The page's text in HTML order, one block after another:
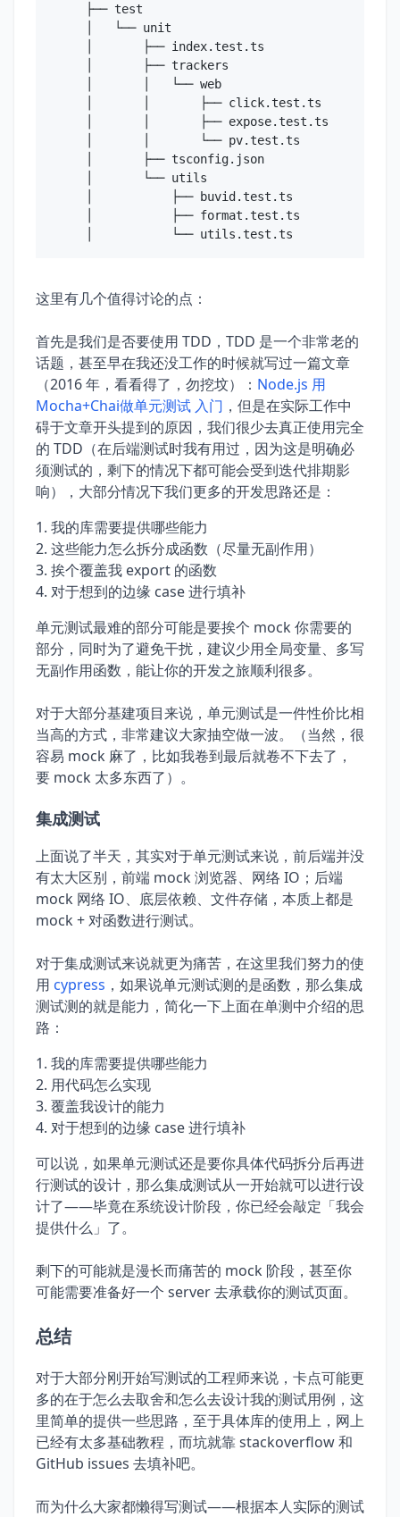
├── test
│   └── unit
│       ├── index.test.ts
│       ├── trackers
│       │   └── web
│       │       ├── click.test.ts
│       │       ├── expose.test.ts
│       │       └── pv.test.ts
│       ├── tsconfig.json
│       └── utils
│           ├── buvid.test.ts
│           ├── format.test.ts
这里有几个值得讨论的点：
首先是我们是否要使用 TDD，TDD 是一个非常老的
话题，甚至早在我还没工作的时候就写过一篇文章
（2016 年，看看得了，勿挖坟）： Node.js 用
Mocha+Chai做单元测试 入门 ，但是在实际工作中
碍于文章开头提到的原因，我们很少去真正使用完全
的 TDD（在后端测试时我有用过，因为这是明确必
须测试的，剩下的情况下都可能会受到迭代排期影
响），大部分情况下我们更多的开发思路还是：
我的库需要提供哪些能力
这些能力怎么拆分成函数（尽量无副作用）
挨个覆盖我 export 的函数
对于想到的边缘 case 进行填补
单元测试最难的部分可能是要挨个 mock 你需要的
部分，同时为了避免干扰，建议少用全局变量、多写
无副作用函数，能让你的开发之旅顺利很多。
对于大部分基建项目来说，单元测试是一件性价比相
当高的方式，非常建议大家抽空做一波。（当然，很
容易 mock 麻了，比如我卷到最后就卷不下去了，
要 mock 太多东西了）。
集成测试
上面说了半天，其实对于单元测试来说，前后端并没
有太大区别，前端 mock 浏览器、网络 IO；后端
mock 网络 IO、底层依赖、文件存储，本质上都是
mock + 对函数进行测试。
对于集成测试来说就更为痛苦，在这里我们努力的使
用 cypress ，如果说单元测试测的是函数，那么集成
测试测的就是能力，简化一下上面在单测中介绍的思
路：
我的库需要提供哪些能力
用代码怎么实现
覆盖我设计的能力
对于想到的边缘 case 进行填补
可以说，如果单元测试还是要你具体代码拆分后再进
行测试的设计，那么集成测试从一开始就可以进行设
计了——毕竟在系统设计阶段，你已经会敲定「我会
提供什么」了。
剩下的可能就是漫长而痛苦的 mock 阶段，甚至你
可能需要准备好一个 server 去承载你的测试页面。
总结
对于大部分刚开始写测试的工程师来说，卡点可能更
多的在于怎么去取舍和怎么去设计我的测试用例，这
里简单的提供一些思路，至于具体库的使用上，网上
已经有太多基础教程，而坑就靠 stackoverflow 和
GitHub issues 去填补吧。
而为什么大家都懒得写测试——根据本人实际的测试